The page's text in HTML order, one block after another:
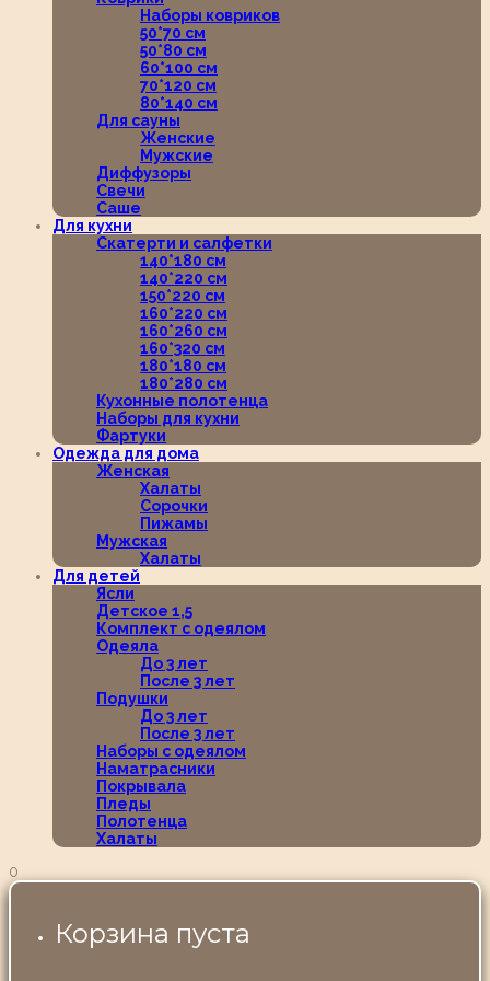
Наборы ковриков
50*70 см
50*80 см
60*100 см
70*120 см
80*140 см
Для сауны
Женские
Мужские
Диффузоры
Свечи
Саше
Для кухни
Скатерти и салфетки
140*180 см
140*220 см
150*220 см
160*220 см
160*260 см
160*320 см
180*180 см
180*280 см
Кухонные полотенца
Наборы для кухни
Фартуки
Одежда для дома
Женская
Халаты
Сорочки
Пижамы
Мужская
Халаты
Для детей
Ясли
Детское 1,5
Комплект с одеялом
Одеяла
До 3 лет
После 3 лет
Подушки
До 3 лет
После 3 лет
Наборы с одеялом
Наматрасники
Покрывала
Пледы
Полотенца
Халаты
0
Корзина пуста